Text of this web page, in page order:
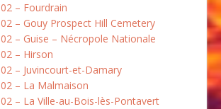
02 – Fourdrain
02 – Gouy Prospect Hill Cemetery
02 – Guise – Nécropole Nationale
02 – Hirson
02 – Juvincourt-et-Damary
02 – La Malmaison
02 – La Ville-au-Bois-lès-Pontavert